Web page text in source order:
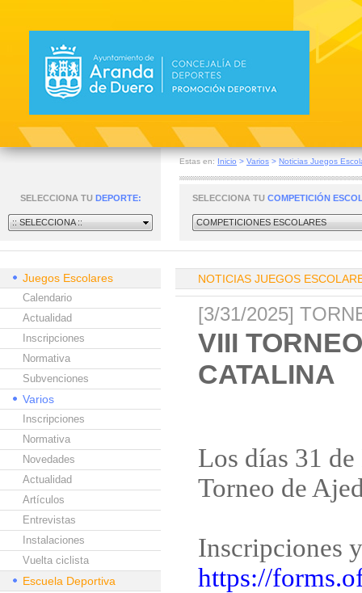
Estas en: Inicio > Varios > Noticias Juegos
SELECCIONA TU DEPORTE:
:: SELECCIONA ::
SELECCIONA TU COMPETICIÓN
COMPETICIONES ESCOLARES
Juegos Escolares
Calendario
Actualidad
Inscripciones
Normativa
Subvenciones
Varios
Inscripciones
Normativa
Novedades
Actualidad
Artículos
Entrevistas
Instalaciones
Vuelta ciclista
Escuela Deportiva
NOTICIAS JUEGOS
[3/31/2025]
VIII
CATALINA
Los días 31
Torneo de
Inscripciones
https://